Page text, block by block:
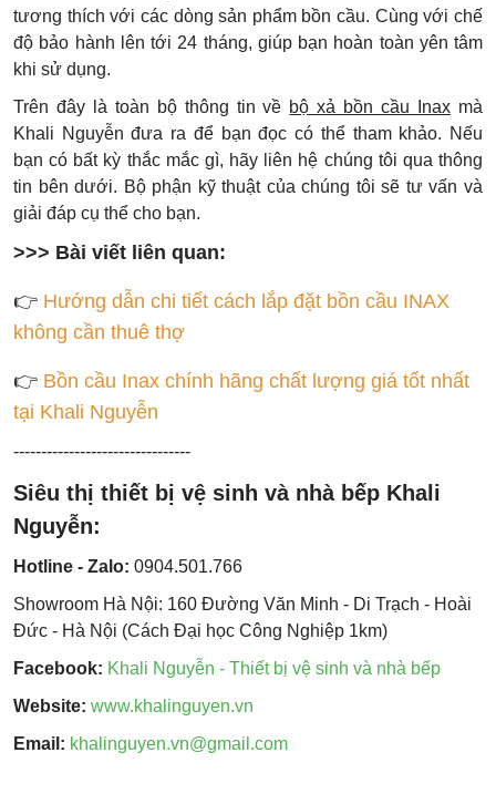
tương thích với các dòng sản phẩm bồn cầu. Cùng với chế
độ bảo hành lên tới 24 tháng, giúp bạn hoàn toàn yên tâm
khi sử dụng.
Trên đây là toàn bộ thông tin về bộ xả bồn cầu Inax mà
Khali Nguyễn đưa ra để bạn đọc có thể tham khảo. Nếu
bạn có bất kỳ thắc mắc gì, hãy liên hệ chúng tôi qua thông
tin bên dưới. Bộ phận kỹ thuật của chúng tôi sẽ tư vấn và
giải đáp cụ thể cho bạn.
>>> Bài viết liên quan:
👉 Hướng dẫn chi tiết cách lắp đặt bồn cầu INAX
không cần thuê thợ
👉 Bồn cầu Inax chính hãng chất lượng giá tốt nhất
tại Khali Nguyễn
--------------------------------
Siêu thị thiết bị vệ sinh và nhà bếp Khali
Nguyễn:
Hotline - Zalo: 0904.501.766
Showroom Hà Nội: 160 Đường Văn Minh - Di Trạch - Hoài
Đức - Hà Nội (Cách Đại học Công Nghiệp 1km)
Facebook: Khali Nguyễn - Thiết bị vệ sinh và nhà bếp
Website: www.khalinguyen.vn
Email: khalinguyen.vn@gmail.com